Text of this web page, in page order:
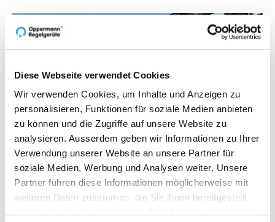
Diese Webseite verwendet Cookies
Wir verwenden Cookies, um Inhalte und Anzeigen zu
personalisieren, Funktionen für soziale Medien anbieten
zu können und die Zugriffe auf unsere Website zu
analysieren. Ausserdem geben wir Informationen zu Ihrer
Verwendung unserer Website an unsere Partner für
soziale Medien, Werbung und Analysen weiter. Unsere
Partner führen diese Informationen möglicherweise mit
weiteren Daten zusammen, die Sie ihnen bereitgestellt